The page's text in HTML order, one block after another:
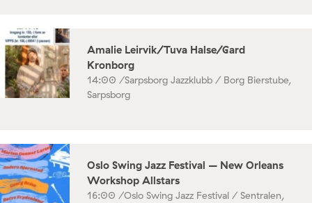
Amalie Leirvik/Tuva Halse/Gard
Kronborg
14:00 /Sarpsborg Jazzklubb / Borg Bierstube,
Sarpsborg
Oslo Swing Jazz Festival – New Orleans
Workshop Allstars
16:00 /Oslo Swing Jazz Festival / Sentralen,